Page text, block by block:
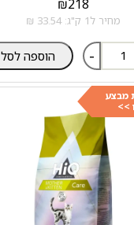
₪218
מחיר ל1 ק"ג: 33.54 ₪
- הוספה לסל
מבצע
>>